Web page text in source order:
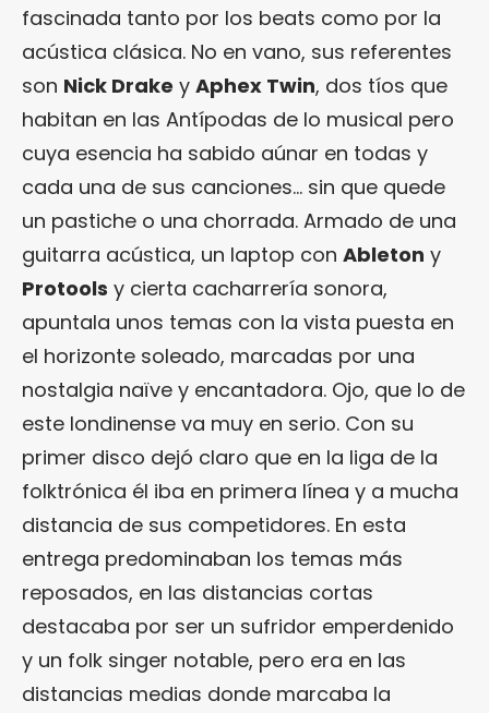
fascinada tanto por los beats como por la
acústica clásica. No en vano, sus referentes
son Nick Drake y Aphex Twin, dos tíos que
habitan en las Antípodas de lo musical pero
cuya esencia ha sabido aúnar en todas y
cada una de sus canciones… sin que quede
un pastiche o una chorrada. Armado de una
guitarra acústica, un laptop con Ableton y
Protools y cierta cacharrería sonora,
apuntala unos temas con la vista puesta en
el horizonte soleado, marcadas por una
nostalgia naïve y encantadora. Ojo, que lo de
este londinense va muy en serio. Con su
primer disco dejó claro que en la liga de la
folktrónica él iba en primera línea y a mucha
distancia de sus competidores. En esta
entrega predominaban los temas más
reposados, en las distancias cortas
destacaba por ser un sufridor emperdenido
y un folk singer notable, pero era en las
distancias medias donde marcaba la